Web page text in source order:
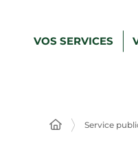
VOS SERVICES
Service